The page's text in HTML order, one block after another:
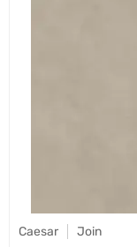
Caesar Join